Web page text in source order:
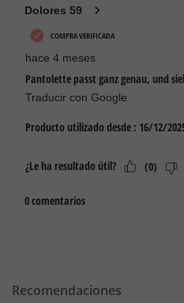
Recomendaciones